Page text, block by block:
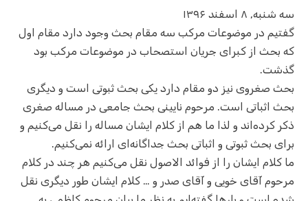
سه شنبه, ۸ اسفند ۱۳۹۶
گفتیم در موضوعات مرکب سه مقام بحث وجود دارد مقام اول
که بحث از کبرای جریان استصحاب در موضوعات مرکب بود
گذشت.
بحث صغروی نیز دو مقام دارد یکی بحث ثبوتی است و دیگری
بحث اثباتی است. مرحوم نایینی بحث جامعی در مساله صغری
ذکر کرده‌اند و لذا ما هم از کلام ایشان مساله را نقل می‌کنیم و
برای بحث ثبوتی و اثباتی بحث جداگانه‌ای ارائه نمی‌کنیم.
ما کلام ایشان را از فوائد الاصول نقل می‌کنیم هر چند در کلام
مرحوم آقای خویی و آقای صدر و … کلام ایشان طور دیگری نقل